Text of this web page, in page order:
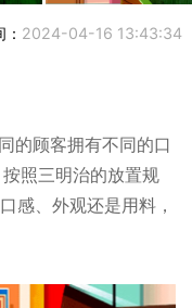
2024-04-16 13:43:34
的顾客拥有不同的口
照三明治的放置规
感、外观还是用料，